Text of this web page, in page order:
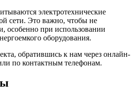
электротехнические
сети. Это важно, чтобы не
особенно при использовании
оборудования.
обратившись к нам через онлайн-
по контактным телефонам.